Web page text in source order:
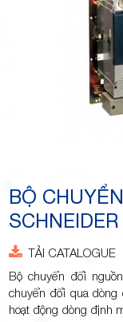
BỘ
SCHNEIDER
TẢI CATALOGUE
Bộ chuyển đổi
chuyển đổi qua dòng
hoạt động dòng định